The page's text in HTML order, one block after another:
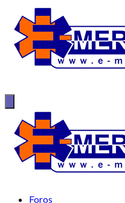
Foros